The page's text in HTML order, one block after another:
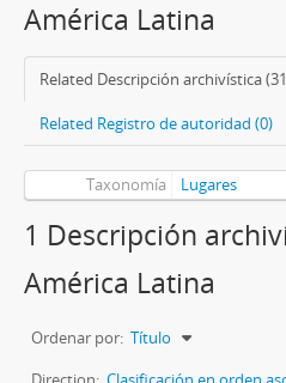
América Latina
Related Descripción archivística
Related Registro de autoridad (0)
Taxonomía Lugares
1 Descripción
América Latina
Ordenar por: Título